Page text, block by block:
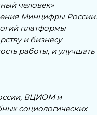
человек»
Минцифры России.
платформы
и бизнесу
работы, и улучшать
ВЦИОМ и
социологических